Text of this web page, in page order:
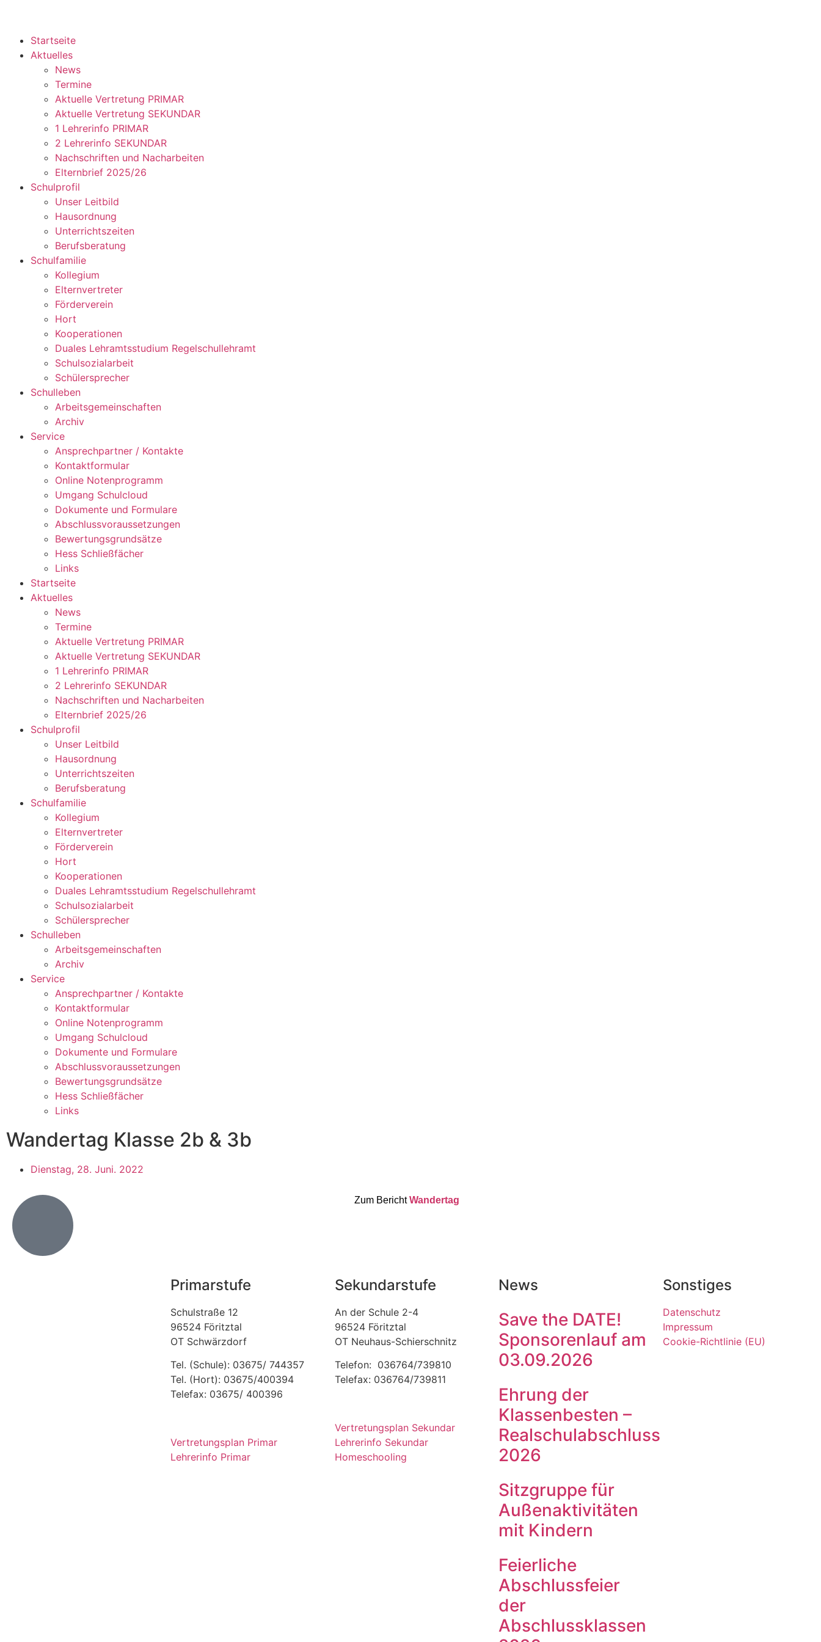
Startseite
Aktuelles
News
Termine
Aktuelle Vertretung PRIMAR
Aktuelle Vertretung SEKUNDAR
1 Lehrerinfo PRIMAR
2 Lehrerinfo SEKUNDAR
Nachschriften und Nacharbeiten
Elternbrief 2025/26
Schulprofil
Unser Leitbild
Hausordnung
Unterrichtszeiten
Berufsberatung
Schulfamilie
Kollegium
Elternvertreter
Förderverein
Hort
Kooperationen
Duales Lehramtsstudium Regelschullehramt
Schulsozialarbeit
Schülersprecher
Schulleben
Arbeitsgemeinschaften
Archiv
Service
Ansprechpartner / Kontakte
Kontaktformular
Online Notenprogramm
Umgang Schulcloud
Dokumente und Formulare
Abschlussvoraussetzungen
Bewertungsgrundsätze
Hess Schließfächer
Links
Startseite
Aktuelles
News
Termine
Aktuelle Vertretung PRIMAR
Aktuelle Vertretung SEKUNDAR
1 Lehrerinfo PRIMAR
2 Lehrerinfo SEKUNDAR
Nachschriften und Nacharbeiten
Elternbrief 2025/26
Schulprofil
Unser Leitbild
Hausordnung
Unterrichtszeiten
Berufsberatung
Schulfamilie
Kollegium
Elternvertreter
Förderverein
Hort
Kooperationen
Duales Lehramtsstudium Regelschullehramt
Schulsozialarbeit
Schülersprecher
Schulleben
Arbeitsgemeinschaften
Archiv
Service
Ansprechpartner / Kontakte
Kontaktformular
Online Notenprogramm
Umgang Schulcloud
Dokumente und Formulare
Abschlussvoraussetzungen
Bewertungsgrundsätze
Hess Schließfächer
Links
Wandertag Klasse 2b & 3b
Dienstag, 28. Juni. 2022
Zum BerichtWandertag
Primarstufe
Schulstraße 12
96524 Föritztal
OT Schwärzdorf
Tel. (Schule): 03675/ 744357
Tel. (Hort): 03675/400394
Telefax: 03675/ 400396
Vertretungsplan Primar
Lehrerinfo Primar
Sekundarstufe
An der Schule 2-4
96524 Föritztal
OT Neuhaus-Schierschnitz
Telefon: 036764/739810
Telefax: 036764/739811
Vertretungsplan Sekundar
Lehrerinfo Sekundar
Homeschooling
News
Save the DATE!
Sponsorenlauf am
03.09.2026
Ehrung der
Klassenbesten –
Realschulabschluss
2026
Sitzgruppe für
Außenaktivitäten
mit Kindern
Feierliche
Abschlussfeier
der
Abschlussklassen
Sonstiges
Datenschutz
Impressum
Cookie-Richtlinie (EU)